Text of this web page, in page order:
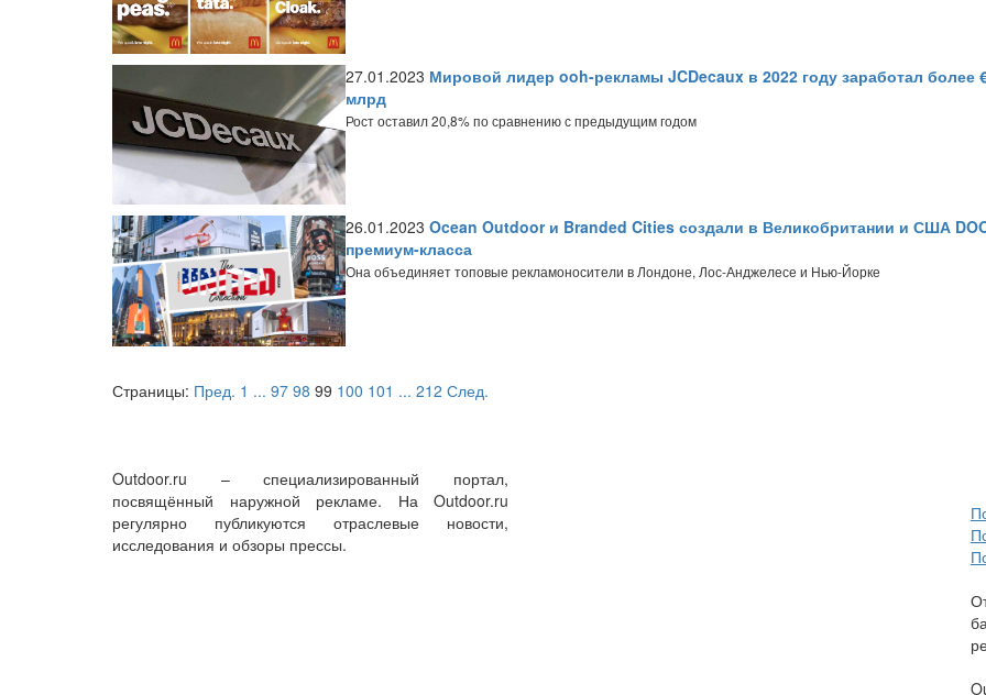
27.01.2023 Мировой лидер ooh-рекламы JCDecaux в 2022 году заработал более
млрд
Рост оставил 20,8% по сравнению с предыдущим годом
26.01.2023 Ocean Outdoor и Branded Cities создали в Великобритании и США
премиум-класса
Она объединяет топовые рекламоносители в Лондоне, Лос-Анджелесе и Нью-Йорке
Страницы: Пред. 1 ... 97 98 99 100 101 ... 212 След.
Outdoor.ru – специализированный портал,
посвящённый наружной рекламе. На Outdoor.ru
регулярно публикуются отраслевые новости,
исследования и обзоры прессы.